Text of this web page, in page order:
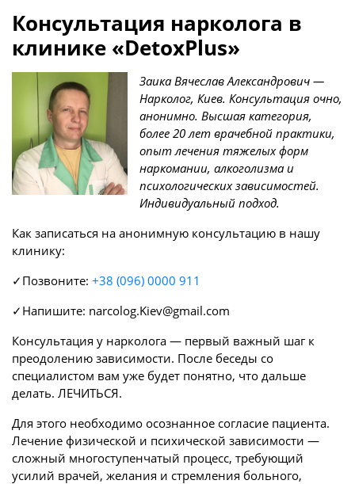
Консультация нарколога в
клинике «DetoxPlus»
Заика Вячеслав Александрович —
Нарколог, Киев. Консультация очно,
анонимно. Высшая категория,
более 20 лет врачебной практики,
опыт лечения тяжелых форм
наркомании, алкоголизма и
психологических зависимостей.
Индивидуальный подход.
Как записаться на анонимную консультацию в нашу
клинику:
✓Позвоните: +38 (096) 0000 911
✓Напишите: narcolog.Kiev@gmail.com
Консультация у нарколога — первый важный шаг к
преодолению зависимости. После беседы со
специалистом вам уже будет понятно, что дальше
делать. ЛЕЧИТЬСЯ.
Для этого необходимо осознанное согласие пациента.
Лечение физической и психической зависимости —
сложный многоступенчатый процесс, требующий
усилий врачей, желания и стремления больного,